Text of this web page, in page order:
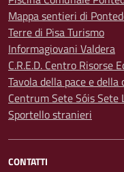
Mappa sentieri di
Terre di Pisa Turismo
Informagiovani Valdera
C.R.E.D. Centro Risorse
Tavola della pace e della
Centrum Sete Sóis Sete
Sportello stranieri
CONTATTI